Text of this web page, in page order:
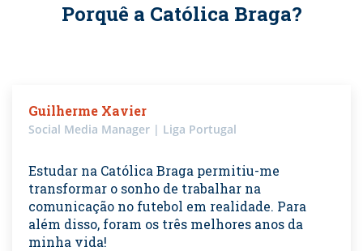
Porquê a Católica Braga?
Guilherme Xavier
Social Media Manager | Liga Portugal
Estudar na Católica Braga permitiu-me
transformar o sonho de trabalhar na
comunicação no futebol em realidade. Para
além disso, foram os três melhores anos da
minha vida!